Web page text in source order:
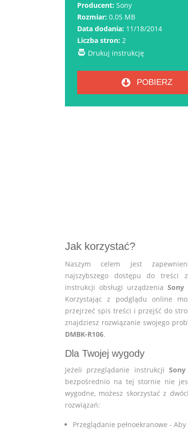
Producent: Sony
Rozmiar: 0.05 MB
Data dodania: 11/18/2014
Liczba stron: 2
Drukuj instrukcję
POBIERZ
Jak korzystać?
Naszym celem jest
najszybszego dostępu do treści
instrukcji obsługi urządzeniaSony
Korzystając z podglądu online
przejrzeć spis treści i przejść do
znajdziesz rozwiązanie swojego
DMBK-R106.
Dla Twojej wygody
Jeżeli przeglądanie instrukcji Sony
bezpośrednio na tej stornie nie
wygodne, możesz skorzystać z
rozwiązań:
Przeglądanie pełnoekranowe -